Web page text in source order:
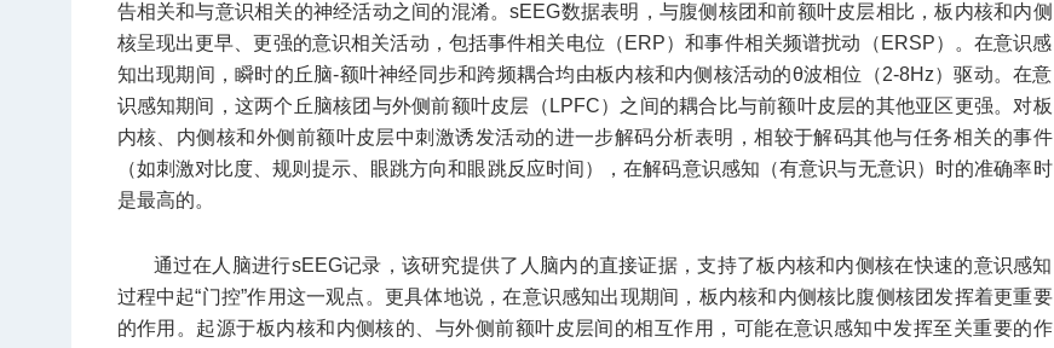
告相关和与意识相关的神经活动之间的混淆。sEEG数据表明，与腹侧核团和前额叶皮层相比，板内核和内侧
核呈现出更早、更强的意识相关活动，包括事件相关电位（ERP）和事件相关频谱扰动（ERSP）。在意识感
知出现期间，瞬时的丘脑-额叶神经同步和跨频耦合均由板内核和内侧核活动的θ波相位（2-8Hz）驱动。在意
识感知期间，这两个丘脑核团与外侧前额叶皮层（LPFC）之间的耦合比与前额叶皮层的其他亚区更强。对板
内核、内侧核和外侧前额叶皮层中刺激诱发活动的进一步解码分析表明，相较于解码其他与任务相关的事件
（如刺激对比度、规则提示、眼跳方向和眼跳反应时间），在解码意识感知（有意识与无意识）时的准确率时
是最高的。
通过在人脑进行sEEG记录，该研究提供了人脑内的直接证据，支持了板内核和内侧核在快速的意识感知
过程中起“门控”作用这一观点。更具体地说，在意识感知出现期间，板内核和内侧核比腹侧核团发挥着更重要
的作用。起源于板内核和内侧核的、与外侧前额叶皮层间的相互作用，可能在意识感知中发挥至关重要的作